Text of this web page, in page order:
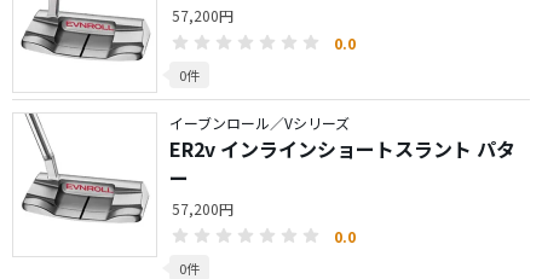
57,200円
0.0
0件
イーブンロール／Vシリーズ
ER2v インラインショートスラント パタ
ー
57,200円
0.0
0件